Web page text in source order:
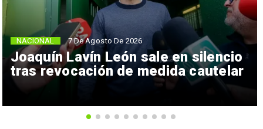
Joaquín Lavín León sale en silencio
tras revocación de medida cautelar
NACIONAL 7 De Agosto De 2026